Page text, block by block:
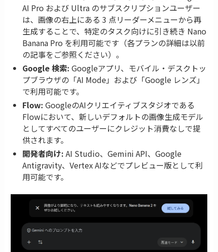
AI Pro および Ultra のサブスクリプションユーザー
は、画像の右上にある 3 点リーダーメニューから再
生成することで、特定のタスク向けに引き続き Nano
Banana Pro を利用可能です（各プランの詳細は以前
の記事をご参照ください）。
Google 検索: Googleアプリ、モバイル・デスクトッ
プブラウザの「AI Mode」および「Google レンズ」
で利用可能です。
Flow: GoogleのAIクリエイティブスタジオである
Flowにおいて、新しいデフォルトの画像生成モデル
としてすべてのユーザーにクレジット消費なしで提
供されます。
開発者向け: AI Studio、Gemini API、Google
Antigravity、Vertex AIなどでプレビュー版として利
用可能です。